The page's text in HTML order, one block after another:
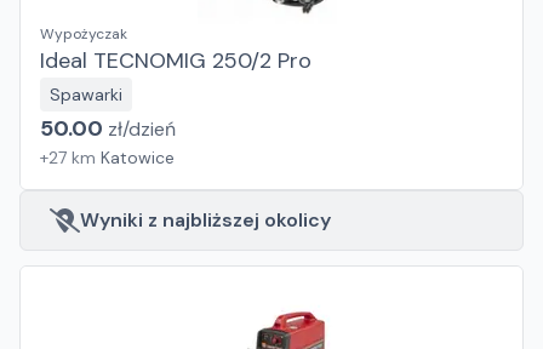
Wypożyczak
Ideal TECNOMIG 250/2 Pro
Spawarki
50.00 zł/dzień
+27 km Katowice
Wyniki z najbliższej okolicy